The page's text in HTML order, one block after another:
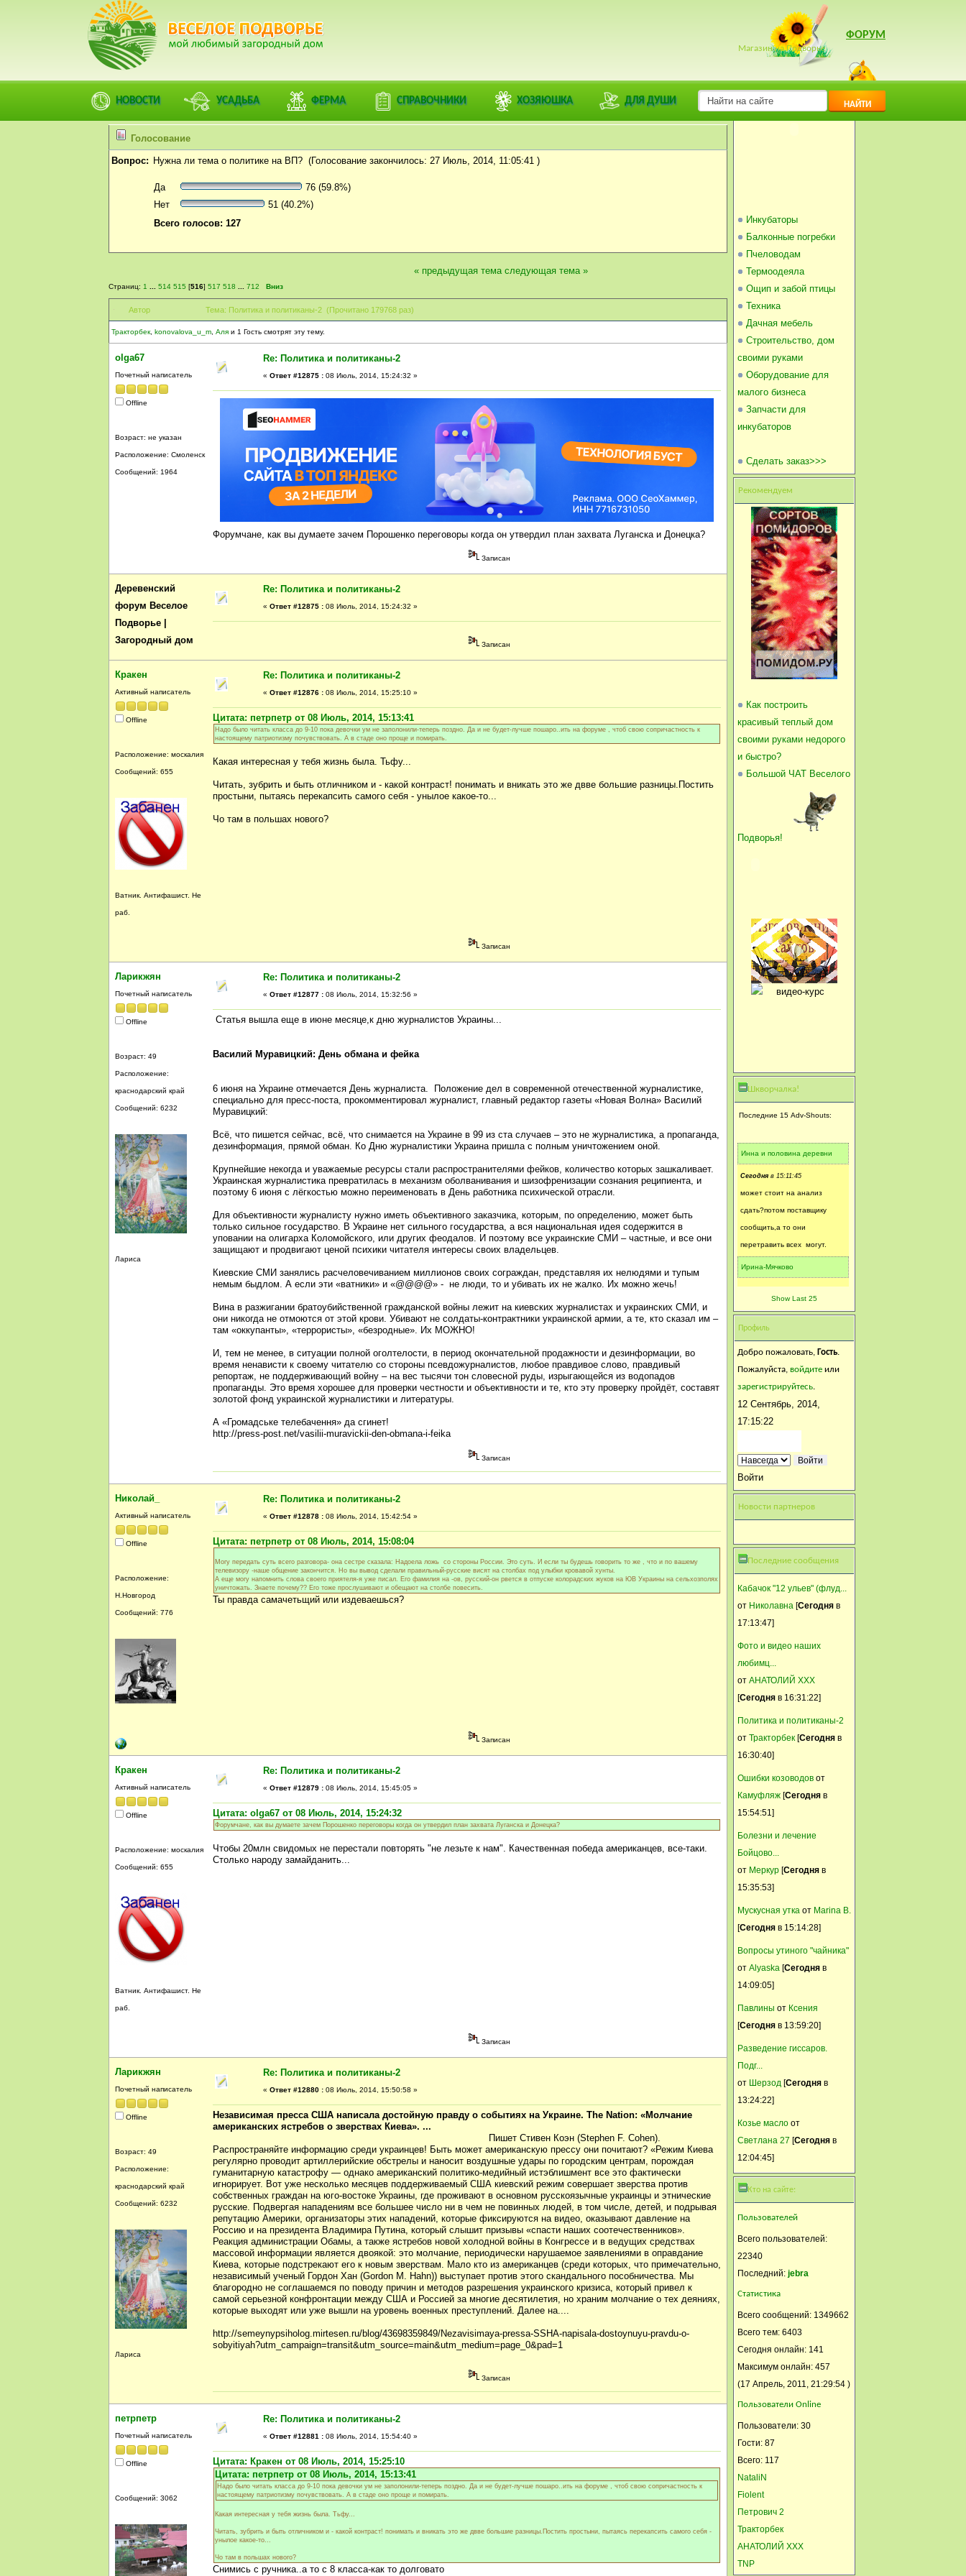
ФОРУМ
НОВОСТИ УСАДЬБА ФЕРМА СПРАВОЧНИКИ ХОЗЯЮШКА ДЛЯ ДУШИ НАЙТИ
ФОРУМ
Деревенский форум Веселое Подворье | Загородный дом Наша гостиная- беседы обо всем на свете Светлана-СПб,
Ljubov,Селянка Света Уржумова ) >Политика и политиканы-2
Голосование
Вопрос: Нужна ли тема о политике на ВП? (Голосование закончилось: 27 Июль, 2014, 11:05:41 )
Да
76 (59.8%)
Нет
51 (40.2%)
Всего голосов: 127
Страниц: 1 ... 514 515 [516] 517 518 ... 712 Вниз
« предыдущая тема следующая тема »
Автор Тема: Политика и политиканы-2 (Прочитано 179768 раз)
Тракторбек, konovalova_u_m, Аля и 1 Гость смотрят эту тему.
olga67
Почетный написатель
Offline
Возраст: не указан
Расположение: Смоленск
Сообщений: 1964
Re: Политика и политиканы-2
« Ответ #12875 : 08 Июль, 2014, 15:24:32 »
Форумчане, как вы думаете зачем Порошенко переговоры когда он утвердил план захвата Луганска и Донецка?
Записан
Деревенский
форум Веселое
Подворье |
Загородный дом
Re: Политика и политиканы-2
« Ответ #12875 : 08 Июль, 2014, 15:24:32 »
Записан
Кракен
Активный написатель
Offline
Расположение: москалия
Сообщений: 655
Ватник. Антифашист. Не
раб.
Re: Политика и политиканы-2
« Ответ #12876 : 08 Июль, 2014, 15:25:10 »
Цитата: петрпетр от 08 Июль, 2014, 15:13:41
Надо было читать класса до 9-10 пока девочки ум не заполонили-теперь поздно. Да и не будет-лучше пошаро..ить на форуме , чтоб свою сопричастность к
настоящему патриотизму почувствовать. А в стаде оно проще и помирать.
Какая интересная у тебя жизнь была. Тьфу...
Читать, зубрить и быть отличником и - какой контраст! понимать и вникать это же двве большие разницы.Постить
простыни, пытаясь перекапсить самого себя - унылое какое-то...
Чо там в польшах нового?
Записан
Ларикжян
Почетный написатель
Offline
Возраст: 49
Расположение:
краснодарский край
Сообщений: 6232
Лариса
Re: Политика и политиканы-2
« Ответ #12877 : 08 Июль, 2014, 15:32:56 »
Статья вышла еще в июне месяце,к дню журналистов Украины...
Василий Муравицкий: День обмана и фейка
6 июня на Украине отмечается День журналиста. Положение дел в современной отечественной журналистике,
специально для пресс-поста, прокомментировал журналист, главный редактор газеты «Новая Волна» Василий
Муравицкий:
Всё, что пишется сейчас, всё, что снимается на Украине в 99 из ста случаев – это не журналистика, а пропаганда,
дезинформация, прямой обман. Ко Дню журналистики Украина пришла с полным уничтожением оной.
Крупнейшие некогда и уважаемые ресурсы стали распространителями фейков, количество которых зашкаливает.
Украинская журналистика превратилась в механизм оболванивания и шизофренизации сознания реципиента, и
поэтому 6 июня с лёгкостью можно переименовать в День работника психической отрасли.
Для объективности журналисту нужно иметь объективного заказчика, которым, по определению, может быть
только сильное государство. В Украине нет сильного государства, а вся национальная идея содержится в
уповании на олигарха Коломойского, или других феодалов. И поэтому все украинские СМИ – частные, и все они
защищают и продвигают ценой психики читателя интересы своих владельцев.
Киевские СМИ занялись расчеловечиванием миллионов своих сограждан, представляя их нелюдями и тупым
немым быдлом. А если эти «ватники» и «@@@@» - не люди, то и убивать их не жалко. Их можно жечь!
Вина в разжигании братоубийственной гражданской войны лежит на киевских журналистах и украинских СМИ, и
они никогда не отмоются от этой крови. Убивают не солдаты-контрактники украинской армии, а те, кто сказал им –
там «оккупанты», «террористы», «безродные». Их МОЖНО!
И, тем не менее, в ситуации полной оголтелости, в период окончательной продажности и дезинформации, во
время ненависти к своему читателю со стороны псевдожурналистов, любое правдивое слово, правдивый
репортаж, не поддерживающий войну – на вес тысячи тон словесной руды, изрыгающейся из водопадов
пропаганды. Это время хорошее для проверки честности и объективности и те, кто эту проверку пройдёт, составят
золотой фонд украинской журналистики и литературы.
А «Громадське телебачення» да сгинет!
http://press-post.net/vasilii-muravickii-den-obmana-i-feika
Записан
Николай_
Активный написатель
Offline
Расположение:
Н.Новгород
Сообщений: 776
Re: Политика и политиканы-2
« Ответ #12878 : 08 Июль, 2014, 15:42:54 »
Цитата: петрпетр от 08 Июль, 2014, 15:08:04
Могу передать суть всего разговора- она сестре сказала: Надоела ложь со стороны России. Это суть. И если ты будешь говорить то же , что и по вашему
телевизору -наше общение закончится. Но вы вывод сделали правильный-русские висят на столбах под улыбки кровавой хунты.
А еще могу напомнить слова своего приятеля-я уже писал. Его фамилия на -ов, русский-он рвется в отпуске колорадских жуков на ЮВ Украины на сельхозполях
уничтожать. Знаете почему?? Его тоже прослушивают и обещают на столбе повесить.
Ты правда самачетьщий или издеваешься?
Записан
Кракен
Активный написатель
Offline
Расположение: москалия
Сообщений: 655
Ватник. Антифашист. Не
раб.
Re: Политика и политиканы-2
« Ответ #12879 : 08 Июль, 2014, 15:45:05 »
Цитата: olga67 от 08 Июль, 2014, 15:24:32
Форумчане, как вы думаете зачем Порошенко переговоры когда он утвердил план захвата Луганска и Донецка?
Чтобы 20млн свидомых не перестали повторять "не лезьте к нам". Качественная победа американцев, все-таки.
Столько народу замайданить...
Записан
Ларикжян
Почетный написатель
Offline
Возраст: 49
Расположение:
краснодарский край
Сообщений: 6232
Лариса
Re: Политика и политиканы-2
« Ответ #12880 : 08 Июль, 2014, 15:50:58 »
Независимая пресса США написала достойную правду о событиях на Украине. The Nation: «Молчание
американских ястребов о зверствах Киева». ...
Пишет Стивен Коэн (Stephen F. Cohen).
Распространяйте информацию среди украинцев! Быть может американскую прессу они почитают? «Режим Киева
регулярно проводит артиллерийские обстрелы и наносит воздушные удары по городским центрам, порождая
гуманитарную катастрофу — однако американский политико-медийный истэблишмент все это фактически
игнорирует. Вот уже несколько месяцев поддерживаемый США киевский режим совершает зверства против
собственных граждан на юго-востоке Украины, где проживают в основном русскоязычные украинцы и этнические
русские. Подвергая нападениям все большее число ни в чем не повинных людей, в том числе, детей, и подрывая
репутацию Америки, организаторы этих нападений, которые фиксируются на видео, оказывают давление на
Россию и на президента Владимира Путина, который слышит призывы «спасти наших соотечественников».
Реакция администрации Обамы, а также ястребов новой холодной войны в Конгрессе и в ведущих средствах
массовой информации является двоякой: это молчание, периодически нарушаемое заявлениями в оправдание
Киева, которые подстрекают его к новым зверствам. Мало кто из американцев (среди которых, что примечательно,
независимый ученый Гордон Хан (Gordon M. Hahn)) выступает против этого скандального пособничества. Мы
благородно не соглашаемся по поводу причин и методов разрешения украинского кризиса, который привел к
самой серьезной конфронтации между США и Россией за многие десятилетия, но храним молчание о тех деяниях,
которые выходят или уже вышли на уровень военных преступлений. Далее на....
http://semeynypsiholog.mirtesen.ru/blog/43698359849/Nezavisimaya-pressa-SSHA-napisala-dostoynuyu-pravdu-o-
sobyitiyah?utm_campaign=transit&utm_source=main&utm_medium=page_0&pad=1
Записан
петрпетр
Почетный написатель
Offline
Сообщений: 3062
Re: Политика и политиканы-2
« Ответ #12881 : 08 Июль, 2014, 15:54:40 »
Цитата: Кракен от 08 Июль, 2014, 15:25:10
Цитата: петрпетр от 08 Июль, 2014, 15:13:41
Надо было читать класса до 9-10 пока девочки ум не заполонили-теперь поздно. Да и не будет-лучше пошаро..ить на форуме , чтоб свою сопричастность к
настоящему патриотизму почувствовать. А в стаде оно проще и помирать.
Какая интересная у тебя жизнь была. Тьфу...
Читать, зубрить и быть отличником и - какой контраст! понимать и вникать это же двве большие разницы.Постить простыни, пытаясь перекапсить самого себя -
унылое какое-то...
Чо там в польшах нового?
Снимись с ручника..а то с 8 класса-как то долговато
Магазин на Подворье
Инкубаторы
Балконные погребки
Пчеловодам
Термоодеяла
Ощип и забой птицы
Техника
Дачная мебель
Строительство, дом
своими руками
Оборудование для
малого бизнеса
Запчасти для
инкубаторов
Сделать заказ>>>
Рекомендуем
Как построить
красивый теплый дом
своими руками недорого
и быстро?
Большой ЧАТ Веселого
Подворья!
Шкворчалка!
Последние 15 Adv-Shouts:
Инна и половина деревни
Сегодня в 15:11:45
может стоит на анализ
сдать?потом поставщику
сообщить,а то они
перетравить всех могут.
Ирина-Мячково
протравленный или с
грибками овес фирмы
ЮСИКО! Не 100%
уверенность, но других
причин не вижу.Покупали в
августе, у меня козы
отравились, у ulok.78 кро
Да, Кир это козел.
Anmari
А Кир, это кличка козла?
Alint
Незнаю какой он супер,
просто хочу на него
посмотреть:) ну и про
молочность бы не плохо
узнать
НИНА******
Супер производители
ламанчи-америкосы у
Г.Летягиной.
Anmari
а что за ажиотаж? супер
производитель?
10 Сентябрь, 2014, 10:10:18
Это Тани Гречишниковой
страница. Там есть и фото её
клубники. Я у нее прошлый
год прикупила)))
Никуша
Мариша, спасибо!
на страничку на Подворье и
(усов) договорись и фотки
может она здесь на своей
стр. выложит.
Никуша
Show Last 25
Профиль
Добро пожаловать, Гость.
Пожалуйста, войдите или
зарегистрируйтесь.
12 Сентябрь, 2014,
17:15:22
Войти
Новости партнеров
Последние сообщения
Кабачок "12 ульев" (флуд...
от Николавна [Сегодня в
17:13:47]
Фото и видео наших
любимц...
от АНАТОЛИЙ ХХХ
[Сегодня в 16:31:22]
Политика и политиканы-2
от Тракторбек [Сегодня в
16:30:40]
Ошибки козоводов от
Камуфляж [Сегодня в
15:54:51]
Болезни и лечение
Бойцово...
от Меркур [Сегодня в
15:35:53]
Мускусная утка от Marina B.
[Сегодня в 15:14:28]
Вопросы утиного "чайника"
от Alyaska [Сегодня в
14:09:05]
Павлины от Ксения
[Сегодня в 13:59:20]
Разведение гиссаров.
Подг...
от Шерзод [Сегодня в
13:24:22]
Козье масло от
Светлана 27 [Сегодня в
12:04:45]
Кто на сайте:
Пользователей
Всего пользователей:
22340
Последний: jebra
Статистика
Всего сообщений: 1349662
Всего тем: 6403
Сегодня онлайн: 141
Максимум онлайн: 457
(17 Апрель, 2011, 21:29:54 )
Пользователи Online
Пользователи: 30
Гости: 87
Всего: 117
NataliN
Fiolent
Петрович 2
Тракторбек
АНАТОЛИЙ ХХХ
TNP